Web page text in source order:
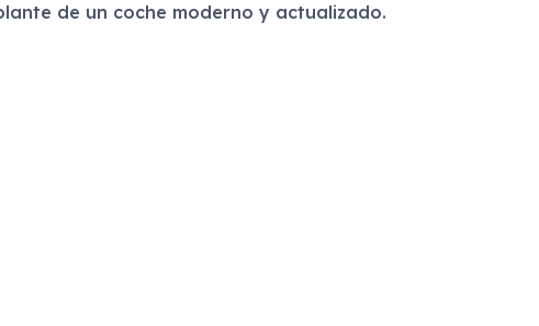
de un coche moderno y actualizado.